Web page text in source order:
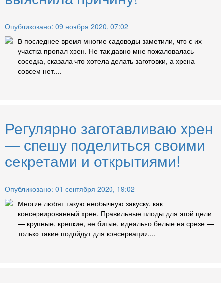
Опубликовано: 09 ноября 2020, 07:02
В последнее время многие садоводы заметили, что с их
участка пропал хрен. Не так давно мне пожаловалась
соседка, сказала что хотела делать заготовки, а хрена
совсем нет....
Регулярно заготавливаю хрен
— спешу поделиться своими
секретами и открытиями!
Опубликовано: 01 сентября 2020, 19:02
Многие любят такую необычную закуску, как
консервированный хрен. Правильные плоды для этой цели
— крупные, крепкие, не битые, идеально белые на срезе —
только такие подойдут для консервации....